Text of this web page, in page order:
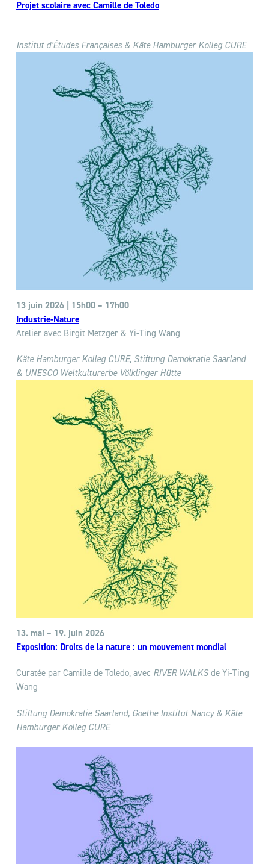
Projet scolaire avec Camille de Toledo
Institut d’Études Françaises & Käte Hamburger Kolleg CURE
13 juin 2026 | 15h00 – 17h00
Industrie-Nature
Atelier avec Birgit Metzger & Yi-Ting Wang
Käte Hamburger Kolleg CURE, Stiftung Demokratie Saarland
& UNESCO Weltkulturerbe Völklinger Hütte
13. mai – 19. juin 2026
Exposition: Droits de la nature : un mouvement mondial
Curatée par Camille de Toledo, avec RIVER WALKSde Yi‑Ting
Wang
Stiftung Demokratie Saarland, Goethe Institut Nancy & Käte
Hamburger Kolleg CURE